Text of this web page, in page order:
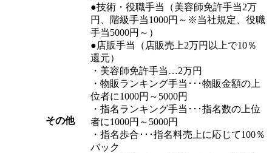
その他
●技術・役職手当（美容師免許手当2万
円、階級手当1000円～※当社規定、役職
手当5000円～）
●店販手当（店販売上2万円以上で10％
還元）
・美容師免許手当…2万円
・物販ランキング手当･･･物販金額の上
位者に1000円～5000円
・指名ランキング手当･･･指名数の上位
者に1000円～5000円
・指名歩合･･･指名料売上に応じて100％
バック